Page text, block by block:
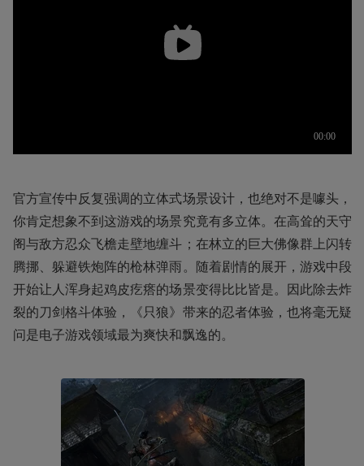
官方宣传中反复强调的立体式场景设计，也绝对不是噱头，
你肯定想象不到这游戏的场景究竟有多立体。在高耸的天守
阁与敌方忍众飞檐走壁地缠斗；在林立的巨大佛像群上闪转
腾挪、躲避铁炮阵的枪林弹雨。随着剧情的展开，游戏中段
开始让人浑身起鸡皮疙瘩的场景变得比比皆是。因此除去炸
裂的刀剑格斗体验，《只狼》带来的忍者体验，也将毫无疑
问是电子游戏领域最为爽快和飘逸的。